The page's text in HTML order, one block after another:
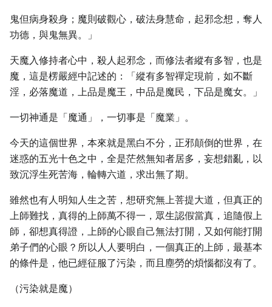
鬼但病身殺身；魔則破觀心，破法身慧命，起邪念想，奪人
功德，與鬼無異。」
天魔入修持者心中，殺人起邪念，而修法者縱有多智，也是
魔，這是楞嚴經中記述的：「縱有多智禪定現前，如不斷
淫，必落魔道，上品是魔王，中品是魔民，下品是魔女。」
一切神通是「魔通」，一切事是「魔業」。
今天的這個世界，本來就是黑白不分，正邪顛倒的世界，在
迷惑的五光十色之中，全是茫然無知者居多，妄想錯亂，以
致沉浮生死苦海，輪轉六道，求出無了期。
雖然也有人明知人生之苦，想研究無上菩提大道，但真正的
上師難找，真得的上師萬不得一，眾生認假當真，追隨假上
師，卻想真得證，上師的心眼自己無法打開，又如何能打開
弟子們的心眼？所以人人要明白，一個真正的上師，最基本
的條件是，他已經征服了污染，而且塵勞的煩惱都沒有了。
（污染就是魔）